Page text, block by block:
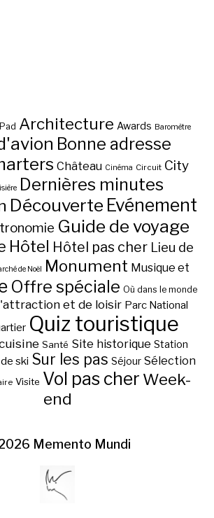
Architecture Awards Baromètre
Bonne adresse
Château Cinéma Circuit City
Dernières minutes
Découverte Evénement
Guide de voyage
Hôtel Hôtel pas cher Lieu de
de Noël Monument Musique et
Offre spéciale Où dans le monde
et de loisir Parc National
Quiz touristique
Santé Site historique Station
ski Sur les pas Séjour Sélection
Visite Vol pas cher Week-
end
Memento Mundi